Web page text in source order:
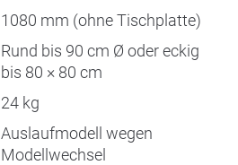
1080 mm (ohne Tischplatte)
Rund bis 90 cm Ø oder eckig
bis 80 × 80 cm
24 kg
Auslaufmodell wegen
Modellwechsel